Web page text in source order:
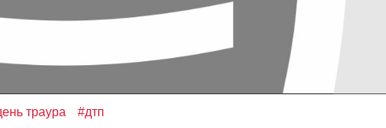
траура
#дтп